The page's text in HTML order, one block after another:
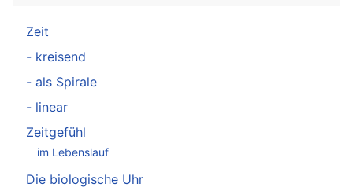
Zeit
- kreisend
- als Spirale
- linear
Zeitgefühl
im Lebenslauf
Die biologische Uhr